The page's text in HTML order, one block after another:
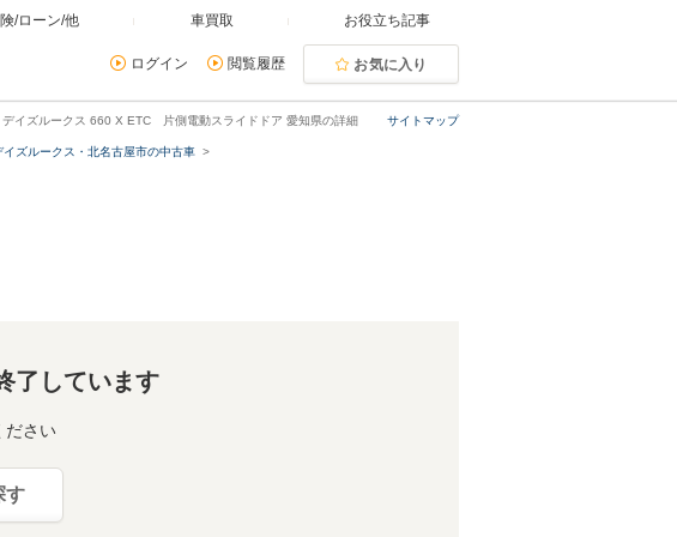
/ローン/他 車買取 お役立ち記事
ログイン 閲覧履歴 お気に入り
サイトマップ
デイズルークス 660 X ETC 片側電動スライドドア 愛知県の詳細
イズルークス・北名古屋市の中古車
了しています
ださい
す